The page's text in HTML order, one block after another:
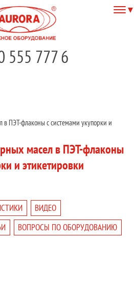
555 777 6
ПЭТ-флаконы с системами укупорки и
масел в ПЭТ-флаконы
и этикетировки
ВИДЕО
ВОПРОСЫ ПО ОБОРУДОВАНИЮ